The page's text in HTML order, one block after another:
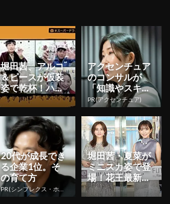
堀田茜、アルコ
＆ピースが仮装
姿で乾杯！ハロ
ウィンの夜にア
サヒビール主催
のオンライ...
アクセンチュア
のコンサルが
「知識やスキ
ル」より大切に
する視点
PR(アクセンチュア)
20代が成長でき
る企業1位。そ
の育て方
堀田茜・夏菜が
ミニスカ姿で登
場！花王最新ス
トア オープニン
グイベント